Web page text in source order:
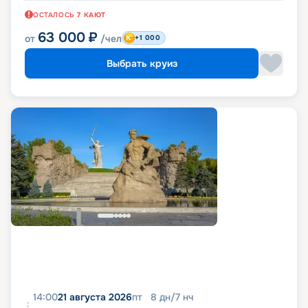
ОСТАЛОСЬ 7 КАЮТ
от 63 000 ₽ /чел +1 000
Выбрать круиз
14:0021 августа 2026пт 8 дн/7 нч